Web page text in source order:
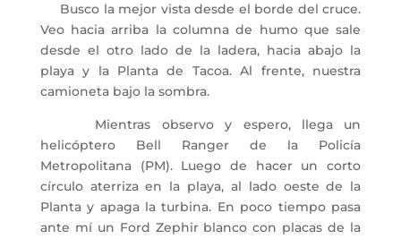
Busco la mejor vista desde el borde del cruce.
Veo hacia arriba la columna de humo que sale
desde el otro lado de la ladera, hacia abajo la
playa y la Planta de Tacoa. Al frente, nuestra
camioneta bajo la sombra.
Mientras observo y espero, llega un
helicóptero Bell Ranger de la Policía
Metropolitana (PM). Luego de hacer un corto
círculo aterriza en la playa, al lado oeste de la
Planta y apaga la turbina. En poco tiempo pasa
ante mí un Ford Zephir blanco con placas de la